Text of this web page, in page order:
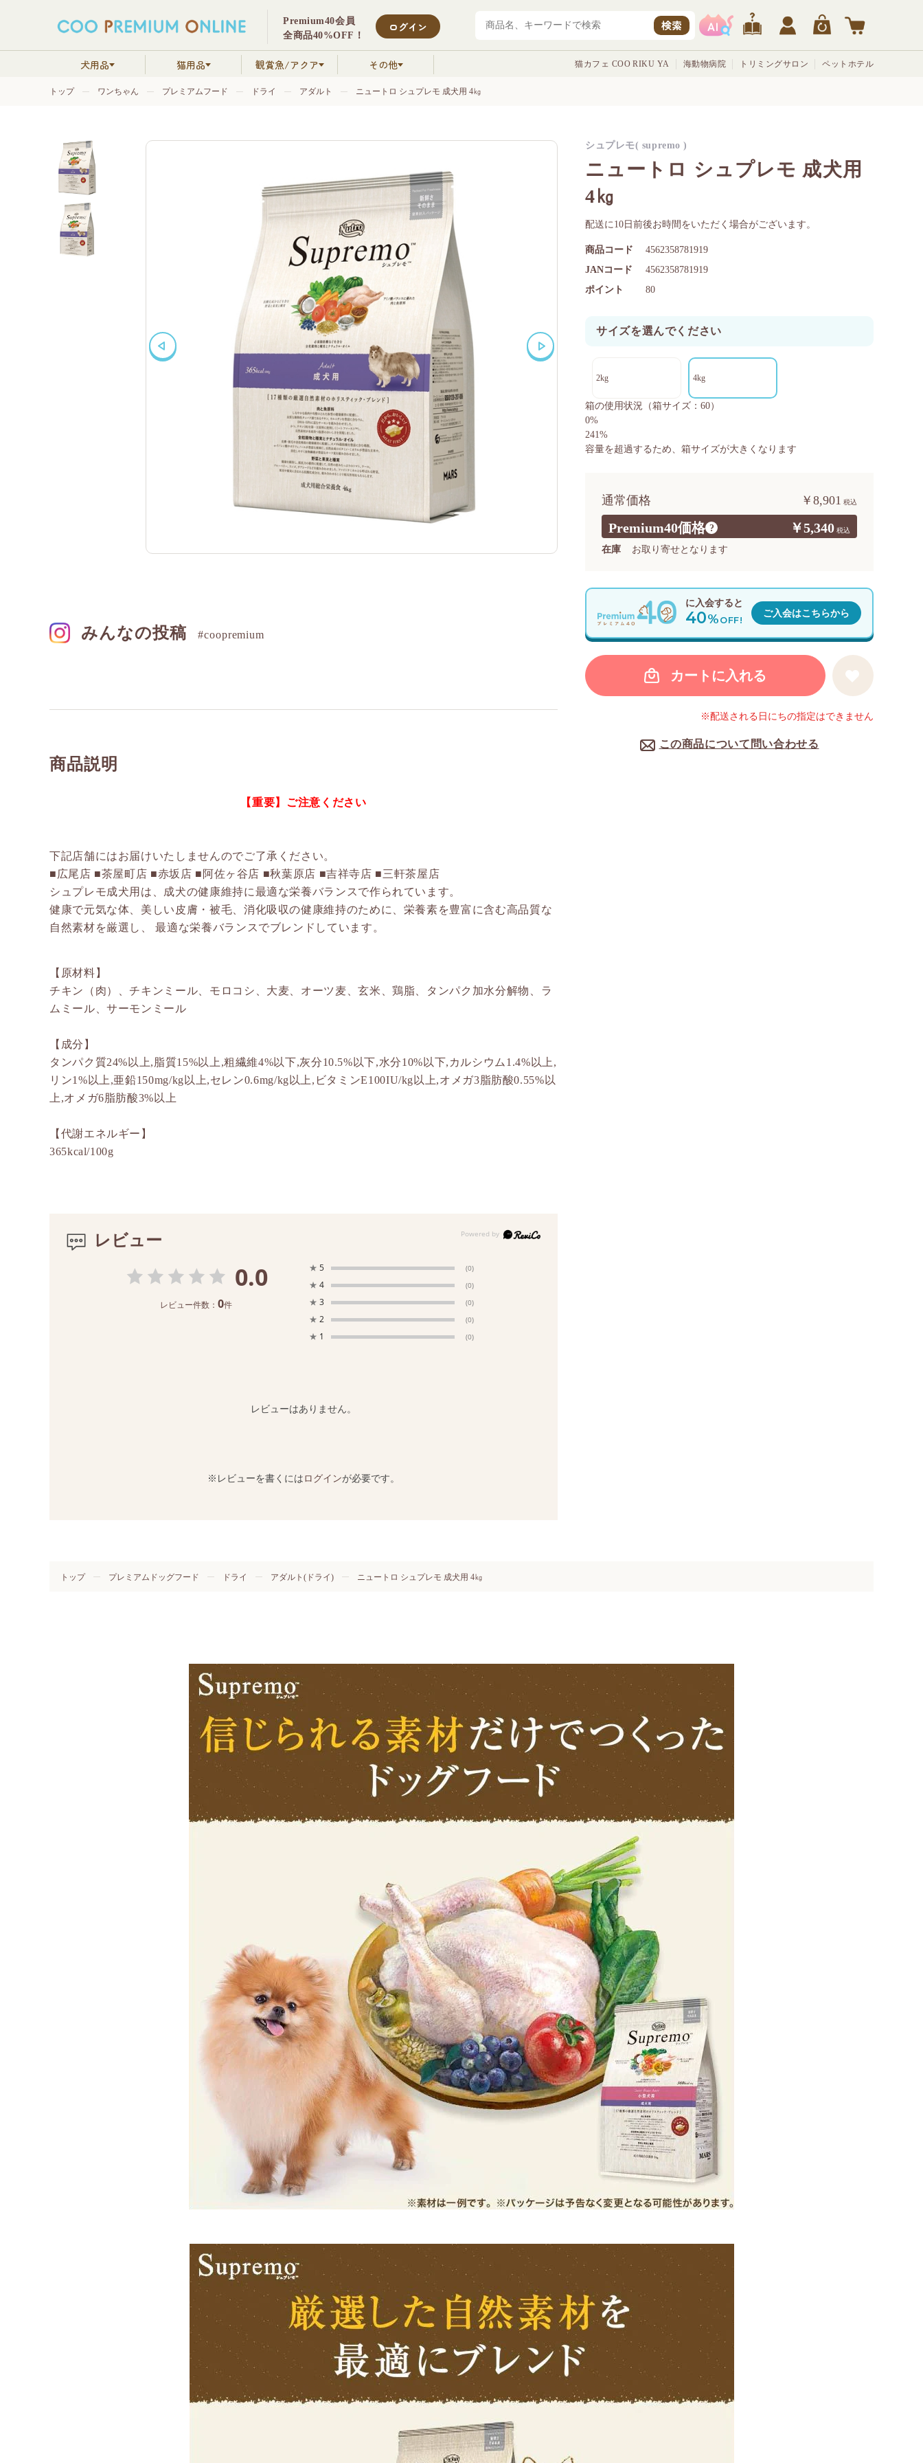
Premium40会員
全商品40%OFF！
ログイン 検索
犬用品 猫用品 観賞魚/アクア その他 猫カフェ COO RIKU YA 海動物病院 トリミングサロン ペットホテル
トップ ワンちゃん プレミアムフード ドライ アダルト ニュートロ シュプレモ 成犬用 4㎏
みんなの投稿 #coopremium
商品説明
【重要】ご注意ください
下記店舗にはお届けいたしませんのでご了承ください。
■広尾店 ■茶屋町店 ■赤坂店 ■阿佐ヶ谷店 ■秋葉原店 ■吉祥寺店 ■三軒茶屋店
シュプレモ成犬用は、成犬の健康維持に最適な栄養バランスで作られています。
健康で元気な体、美しい皮膚・被毛、消化吸収の健康維持のために、栄養素を豊富に含む高品質な
自然素材を厳選し、 最適な栄養バランスでブレンドしています。
【原材料】
チキン（肉）、チキンミール、モロコシ、大麦、オーツ麦、玄米、鶏脂、タンパク加水分解物、ラ
ムミール、サーモンミール
【成分】
タンパク質24%以上,脂質15%以上,粗繊維4%以下,灰分10.5%以下,水分10%以下,カルシウム1.4%以上,
リン1%以上,亜鉛150mg/kg以上,セレン0.6mg/kg以上,ビタミンE100IU/kg以上,オメガ3脂肪酸0.55%以
上,オメガ6脂肪酸3%以上
【代謝エネルギー】
365kcal/100g
レビュー
0.0
レビュー件数： 0件
★ 5 (0)
★ 4 (0)
★ 3 (0)
★ 2 (0)
★ 1 (0)
レビューはありません。
※レビューを書くにはログインが必要です。
配送に10日前後お時間をいただく場合がございます。
ニュートロ シュプレモ 成犬用
4㎏
Premium40価格 ? ￥5,340
通常価格 ￥8,901
在庫 お取り寄せとなります
商品コード 4562358781919
ポイント 80
JANコード 4562358781919
サイズを選んでください
2kg 4kg
カートに入れる
この商品について問い合わせる
箱の使用状況 （箱サイズ：60）
0%
241%
容量を超過するため、箱サイズが大きくなります
シュプレモ( supremo )
※配送される日にちの指定はできません
に入会すると
40%OFF!
ご入会はこちらから
トップ プレミアムドッグフード ドライ アダルト(ドライ) ニュートロ シュプレモ 成犬用 4㎏